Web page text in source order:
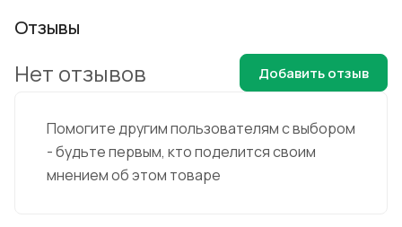
Отзывы
Помогите другим пользователям с выбором
- будьте первым, кто поделится своим
мнением об этом товаре
Нет отзывов Добавить отзыв